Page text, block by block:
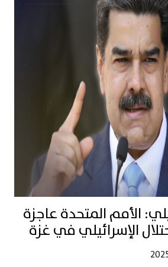
الأمم المتحدة عاجزة
الإسرائيلي في غزة